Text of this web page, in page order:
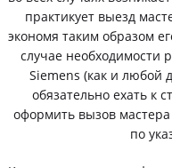
практикует выезд
экономя таким образом
случае
Siemens (как и любой
обязательно ехать к
оформить вызов
по